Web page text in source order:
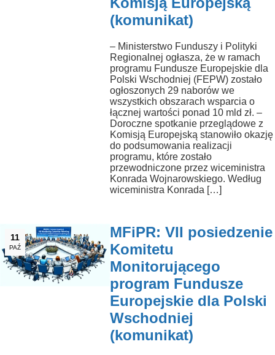
(komunikat)
– Ministerstwo Funduszy i Polityki
Regionalnej ogłasza, że w ramach
programu Fundusze Europejskie dla
Polski Wschodniej (FEPW) zostało
ogłoszonych 29 naborów we
wszystkich obszarach wsparcia o
łącznej wartości ponad 10 mld zł. –
Doroczne spotkanie przeglądowe z
Komisją Europejską stanowiło okazję
do podsumowania realizacji
programu, które zostało
przewodniczone przez wiceministra
Konrada Wojnarowskiego. Według
wiceministra Konrada […]
11
PAŹ
MFiPR: VII posiedzenie
Komitetu
Monitorującego
program Fundusze
Europejskie dla Polski
Wschodniej
(komunikat)